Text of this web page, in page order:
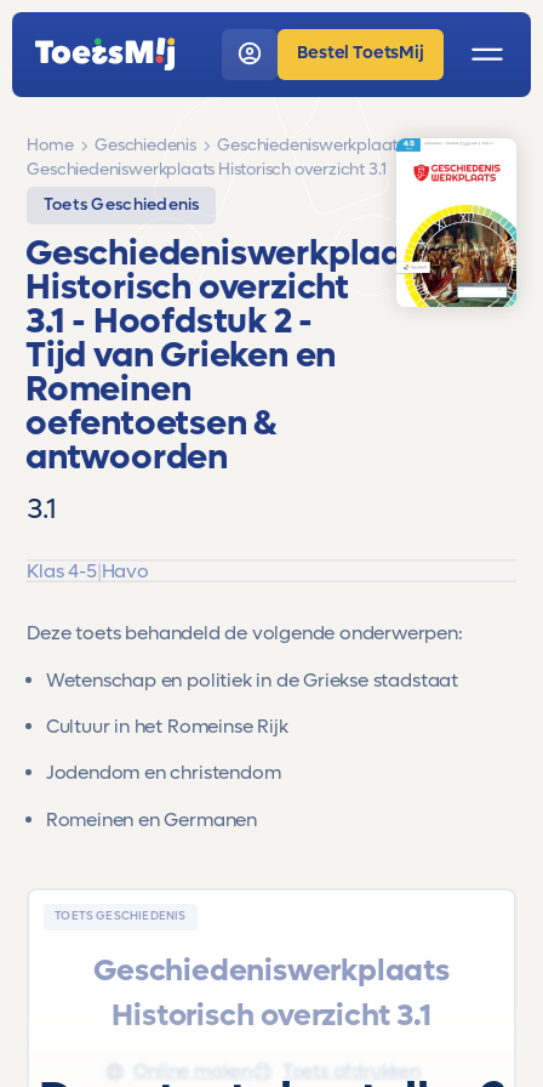
Bestel ToetsMij
Home Geschiedenis
Geschiedeniswerkplaats
Geschiedeniswerkplaats Historisch overzicht 3.1
Toets Geschiedenis
Geschiedeniswerkplaats
Historisch overzicht
3.1 - Hoofdstuk 2 -
Tijd van Grieken en
Romeinen
oefentoetsen &
antwoorden
3.1
Klas 4-5|Havo
Deze toets behandeld de volgende onderwerpen:
Wetenschap en politiek in de Griekse stadstaat
Cultuur in het Romeinse Rijk
Jodendom en christendom
Romeinen en Germanen
TOETS GESCHIEDENIS
Geschiedeniswerkplaats
Historisch overzicht 3.1
Online maken Toets afdrukken